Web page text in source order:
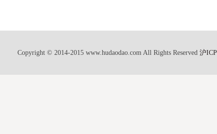
Copyright © 2014-2015 www.hudaodao.com All Rights Reserved 沪